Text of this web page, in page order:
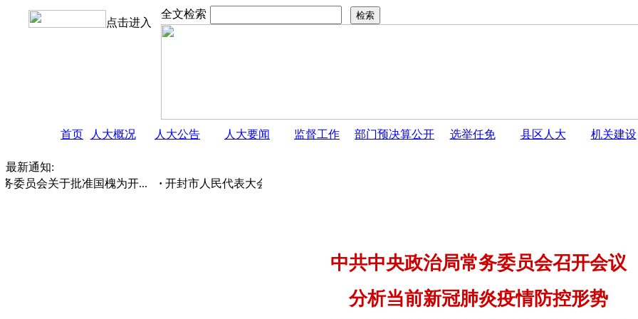
点击进入
全文检索
首页 人大概况 人大公告 人大要闻 监督工作 部门预决算公开 选举任免 县区人大 机关建设
最新通知:
员会关于批准国槐为开...
开封市人民代表大会常务委员会 公告
中共中央政治局常务委员会召开会议
分析当前新冠肺炎疫情防控形势